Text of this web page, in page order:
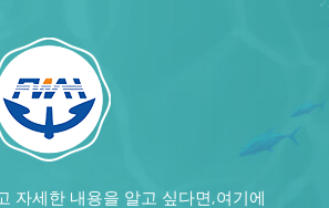
자세한 내용을 알고 싶다면,여기에